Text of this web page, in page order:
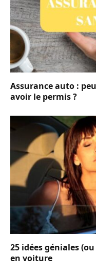
Assurance auto :
avoir le permis ?
25 idées géniales
en voiture